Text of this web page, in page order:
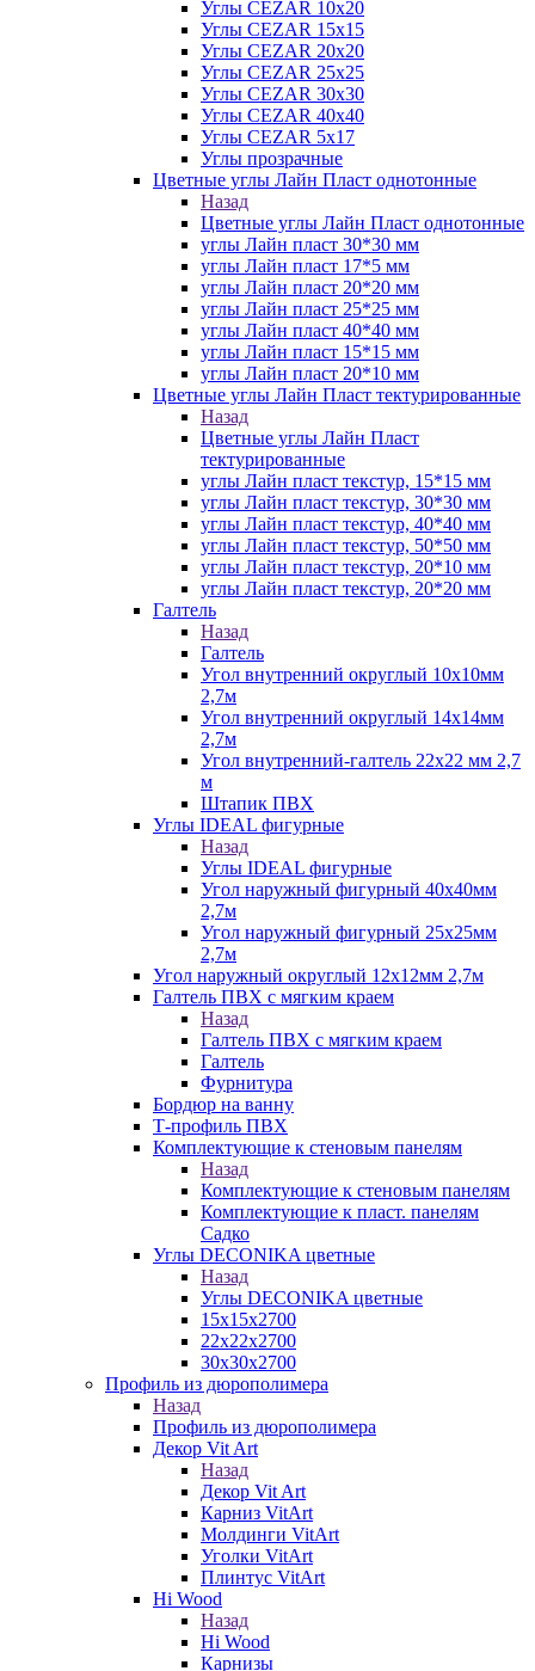
Углы CEZAR 10х20
Углы CEZAR 15х15
Углы CEZAR 20х20
Углы CEZAR 25х25
Углы CEZAR 30х30
Углы CEZAR 40х40
Углы CEZAR 5х17
Углы прозрачные
Цветные углы Лайн Пласт однотонные
Назад
Цветные углы Лайн Пласт однотонные
углы Лайн пласт 30*30 мм
углы Лайн пласт 17*5 мм
углы Лайн пласт 20*20 мм
углы Лайн пласт 25*25 мм
углы Лайн пласт 40*40 мм
углы Лайн пласт 15*15 мм
углы Лайн пласт 20*10 мм
Цветные углы Лайн Пласт тектурированные
Назад
Цветные углы Лайн Пласт
тектурированные
углы Лайн пласт текстур, 15*15 мм
углы Лайн пласт текстур, 30*30 мм
углы Лайн пласт текстур, 40*40 мм
углы Лайн пласт текстур, 50*50 мм
углы Лайн пласт текстур, 20*10 мм
углы Лайн пласт текстур, 20*20 мм
Галтель
Назад
Галтель
Угол внутренний округлый 10х10мм
2,7м
Угол внутренний округлый 14х14мм
2,7м
Угол внутренний-галтель 22х22 мм 2,7
м
Штапик ПВХ
Углы IDEAL фигурные
Назад
Углы IDEAL фигурные
Угол наружный фигурный 40х40мм
2,7м
Угол наружный фигурный 25х25мм
2,7м
Угол наружный округлый 12х12мм 2,7м
Галтель ПВХ с мягким краем
Назад
Галтель ПВХ с мягким краем
Галтель
Фурнитура
Бордюр на ванну
Т-профиль ПВХ
Комплектующие к стеновым панелям
Назад
Комплектующие к стеновым панелям
Комплектующие к пласт. панелям
Садко
Углы DECONIKA цветные
Назад
Углы DECONIKA цветные
15х15х2700
22х22х2700
30х30х2700
Профиль из дюрополимера
Назад
Профиль из дюрополимера
Декор Vit Art
Назад
Декор Vit Art
Карниз VitArt
Молдинги VitArt
Уголки VitArt
Плинтус VitArt
Hi Wood
Назад
Hi Wood
Карнизы